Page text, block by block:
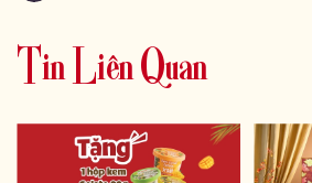
in Liên Quan